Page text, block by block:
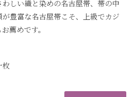
わしい織と染めの名古屋帯、帯の中
豊富な名古屋帯こそ、上級でカジ
薦めです。
枚